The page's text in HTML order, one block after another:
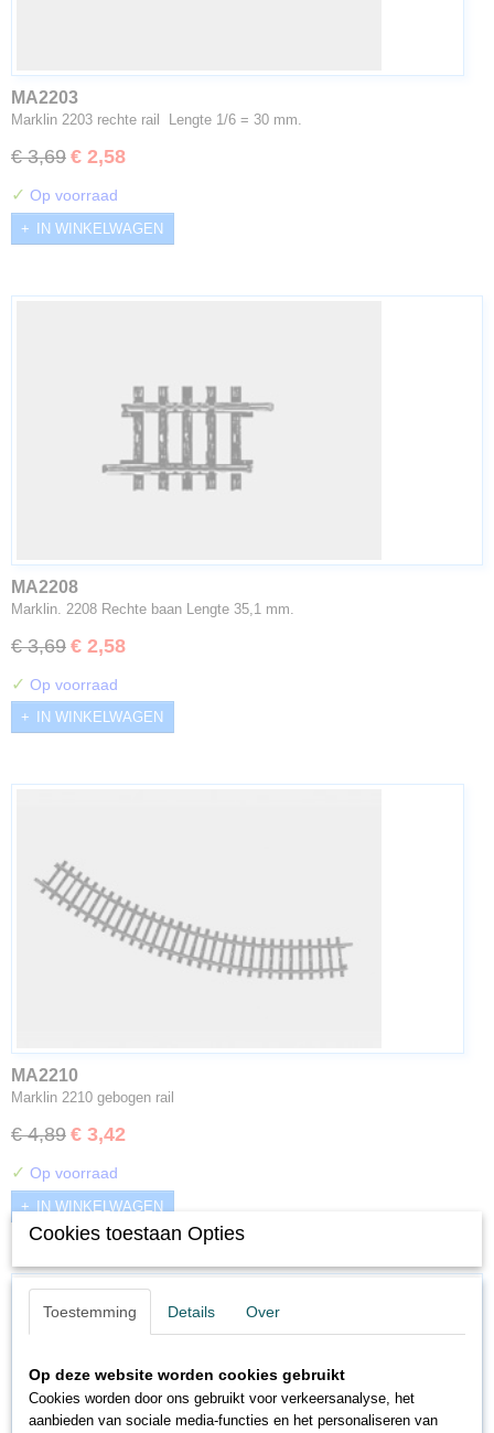
MA2203
Marklin 2203 rechte rail Lengte 1/6 = 30 mm.
€ 3,69 € 2,58
✓ Op voorraad
IN WINKELWAGEN
MA2208
Marklin. 2208 Rechte baan Lengte 35,1 mm.
€ 3,69 € 2,58
✓ Op voorraad
IN WINKELWAGEN
MA2210
Marklin 2210 gebogen rail
€ 4,89 € 3,42
✓ Op voorraad
IN WINKELWAGEN
Cookies toestaan Opties
Toestemming Details Over
Op deze website worden cookies gebruikt
Cookies worden door ons gebruikt voor verkeersanalyse, het
aanbieden van sociale media-functies en het personaliseren van